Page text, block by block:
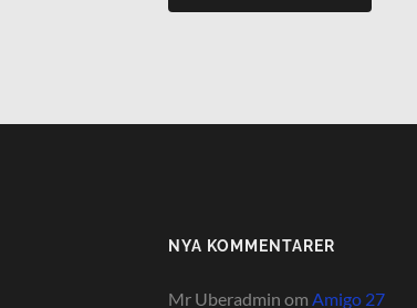
NYA KOMMENTARER
Mr Uberadmin om Amigo 27